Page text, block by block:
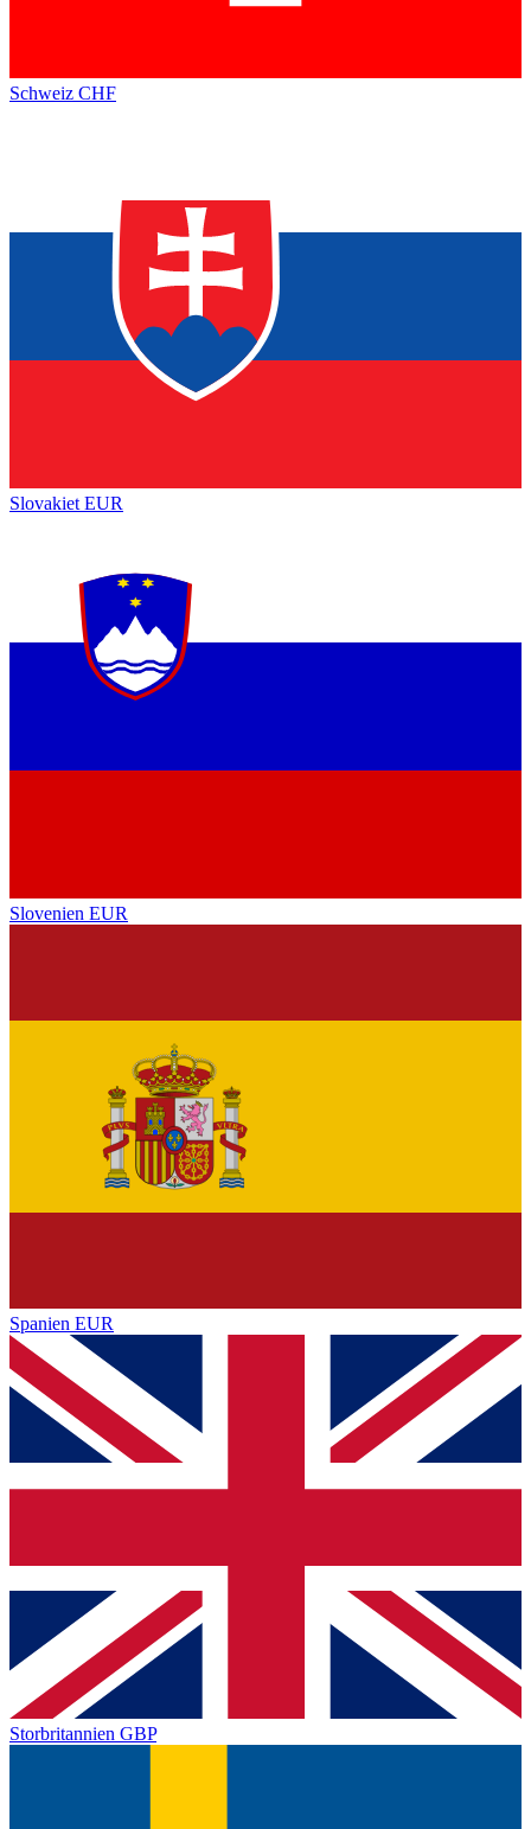
Schweiz CHF
Slovakiet EUR
Slovenien EUR
Spanien EUR
Storbritannien GBP